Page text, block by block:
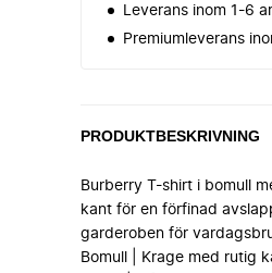
Leverans inom 1-6
Premiumleverans
PRODUKTBESKRIVNING
Burberry T-shirt i bomull
kant för en förfinad
garderoben för
Bomull | Krage med rutig